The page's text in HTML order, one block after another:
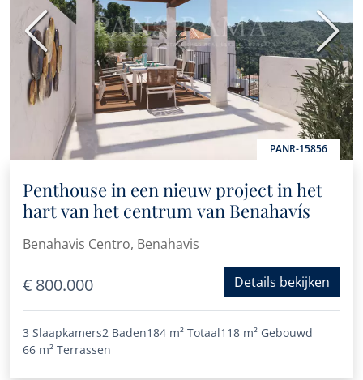
PANR-15856
Vorige
Penthouse in een nieuw project in het
hart van het centrum van Benahavís
Benahavis Centro, Benahavis
€ 800.000 Details bekijken
3 Slaapkamers2 Baden184 m² Totaal118 m² Gebouwd
66 m² Terrassen